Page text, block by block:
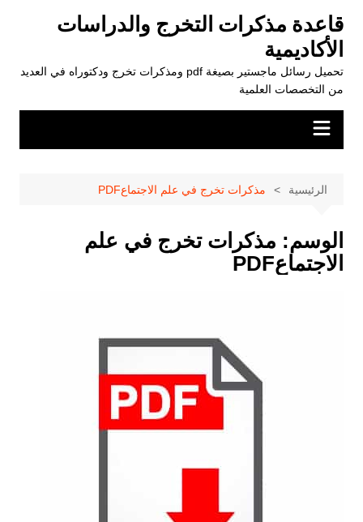
المحتوى
قاعدة مذكرات التخرج والدراسات
الأكاديمية
تحميل رسائل ماجستير بصيغة pdf ومذكرات تخرج ودكتوراه في العديد
من التخصصات العلمية
الرئيسية مذكرات تخرج في علم الاجتماعPDF
الوسم: مذكرات تخرج في علم
الاجتماعPDF